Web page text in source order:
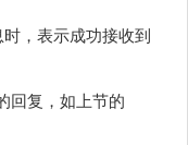
，表示成功接收到
回复，如上节的